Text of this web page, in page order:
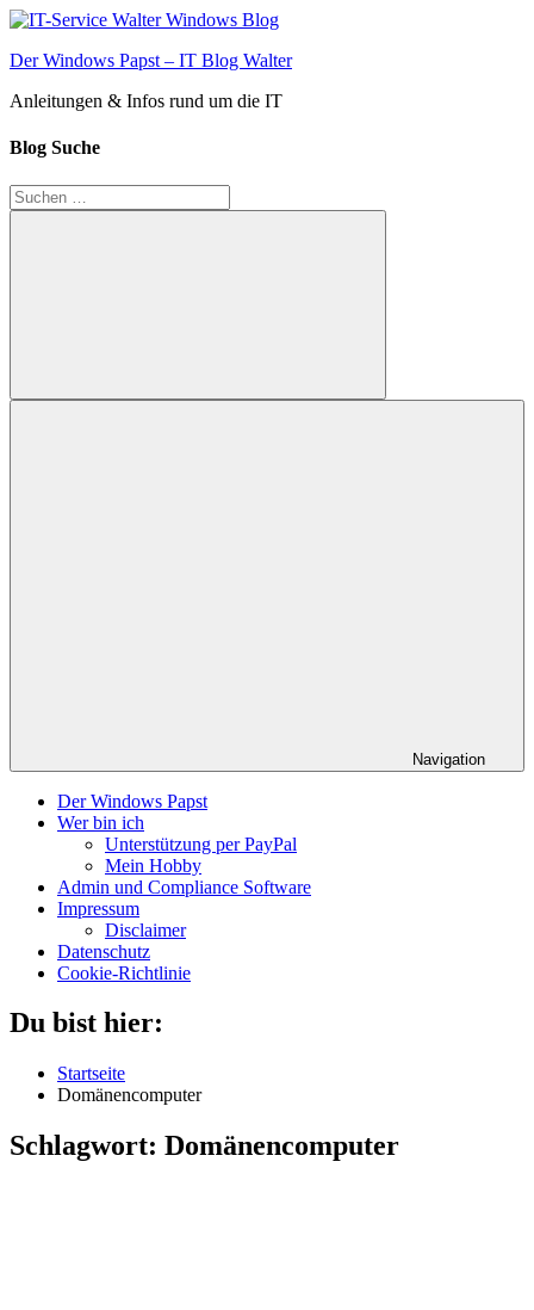
Zum
springen
Der Windows Papst – IT Blog Walter
Anleitungen & Infos rund um die IT
Blog Suche
Suchen
nach:
Suchen
Navigation
Der Windows Papst
Wer bin ich
Unterstützung per PayPal
Mein Hobby
Admin und Compliance Software
Impressum
Disclaimer
Datenschutz
Cookie-Richtlinie
Du bist hier:
Startseite
Domänencomputer
Schlagwort: Domänencomputer